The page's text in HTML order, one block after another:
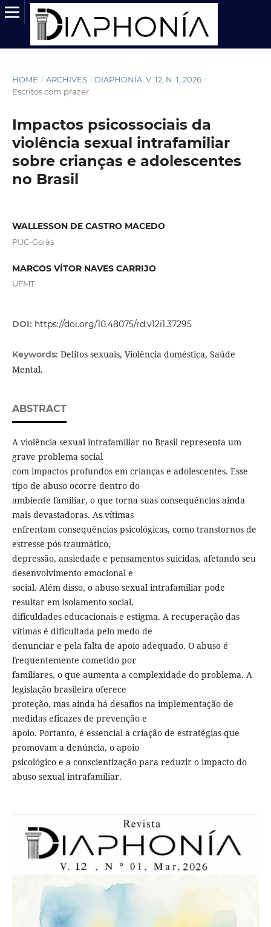
HOME / ARCHIVES / DIAPHONÍA, V. 12, N. 1, 2026 /
Escritos com prazer
Impactos psicossociais da
violência sexual intrafamiliar
sobre crianças e adolescentes
no Brasil
WALLESSON DE CASTRO MACEDO
PUC-Goiás
MARCOS VÍTOR NAVES CARRIJO
UFMT
DOI: https://doi.org/10.48075/rd.v12i1.37295
Keywords: Delitos sexuais, Violência doméstica, Saúde
Mental.
ABSTRACT
A violência sexual intrafamiliar no Brasil representa um
grave problema social
com impactos profundos em crianças e adolescentes. Esse
tipo de abuso ocorre dentro do
ambiente familiar, o que torna suas consequências ainda
mais devastadoras. As vítimas
enfrentam consequências psicológicas, como transtornos de
estresse pós-traumático,
depressão, ansiedade e pensamentos suicidas, afetando seu
desenvolvimento emocional e
social. Além disso, o abuso sexual intrafamiliar pode
resultar em isolamento social,
dificuldades educacionais e estigma. A recuperação das
vítimas é dificultada pelo medo de
denunciar e pela falta de apoio adequado. O abuso é
frequentemente cometido por
familiares, o que aumenta a complexidade do problema. A
legislação brasileira oferece
proteção, mas ainda há desafios na implementação de
medidas eficazes de prevenção e
apoio. Portanto, é essencial a criação de estratégias que
promovam a denúncia, o apoio
psicológico e a conscientização para reduzir o impacto do
abuso sexual intrafamiliar.